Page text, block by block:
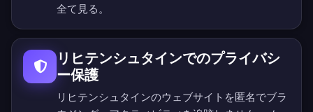
全て見る。
リヒテンシュタインでのプライバシ
ー保護
リヒテンシュタインのウェブサイトを匿名でブラ